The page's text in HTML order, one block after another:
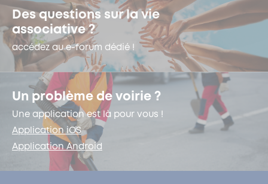
Des questions sur la vie
associative ?
accédez au e-forum dédié !
Un problème de voirie ?
Une application est là pour vous !
Application iOS
Application Android